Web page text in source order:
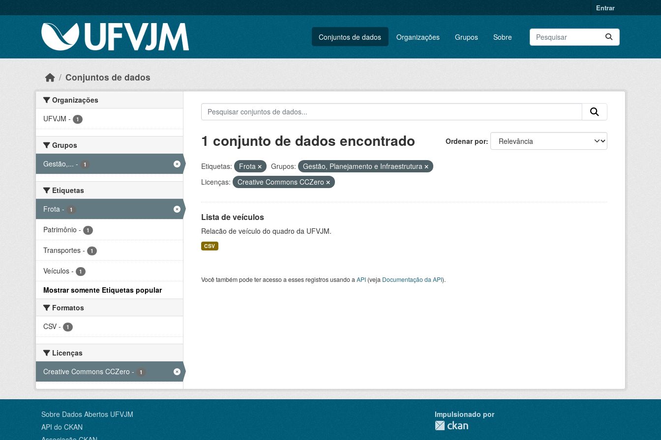
Entrar
Conjuntos de dados Organizações Grupos Sobre
Conjuntos de dados
Organizações
UFVJM - 1
Grupos
Gestão,... - 1
Etiquetas
Frota - 1
Patrimônio - 1
Transportes - 1
Veículos - 1
Mostrar somente Etiquetas popular
Formatos
CSV - 1
Licenças
Creative Commons CCZero - 1
Ordenar por
1 conjunto de dados encontrado
Etiquetas: Frota Grupos:
Gestão, Planejamento e Infraestrutura
Licenças:
Creative Commons CCZero
Lista de veículos
Relacão de veículo do quadro da UFVJM.
CSV
Você também pode ter acesso a esses registros usando a API(veja Documentação da API).
Sobre Dados Abertos UFVJM
API do CKAN
Impulsionado por